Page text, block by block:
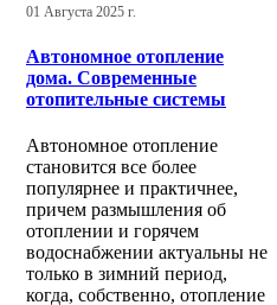
01 Августа 2025 г.
Автономное отопление
дома. Современные
отопительные системы
Автономное отопление
становится все более
популярнее и практичнее,
причем размышления об
отоплении и горячем
водоснабжении актуальны не
только в зимний период,
когда, собственно, отопление